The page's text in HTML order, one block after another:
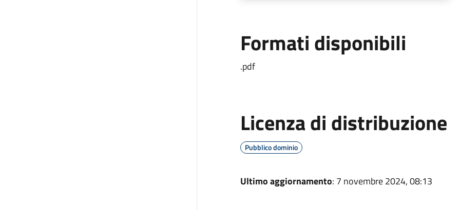
Formati disponibili
.pdf
Licenza di distribuzione
Pubblico dominio
Ultimo aggiornamento: 7 novembre 2024, 08:13